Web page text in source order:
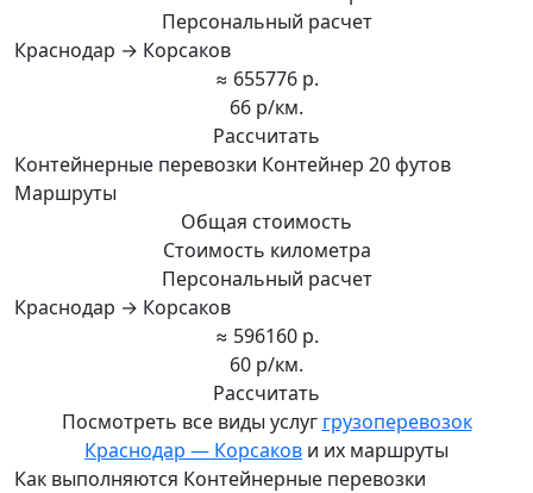
Персональный расчет
Краснодар → Корсаков
≈ 655776 р.
66 р/км.
Рассчитать
Контейнерные перевозки Контейнер 20 футов
Маршруты
Общая стоимость
Стоимость километра
Персональный расчет
Краснодар → Корсаков
≈ 596160 р.
60 р/км.
Рассчитать
Посмотреть все виды услуг грузоперевозок
Краснодар — Корсаков и их маршруты
Как выполняются Контейнерные перевозки